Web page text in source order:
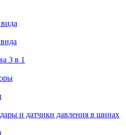
3 в 1
и датчики давления в шинах